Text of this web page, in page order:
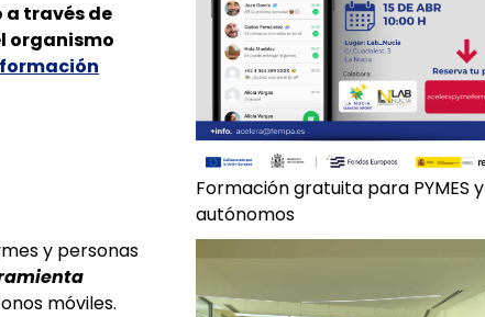
través de
organismo
y personas
móviles.
Formación gratuita para PYMES y
autónomos